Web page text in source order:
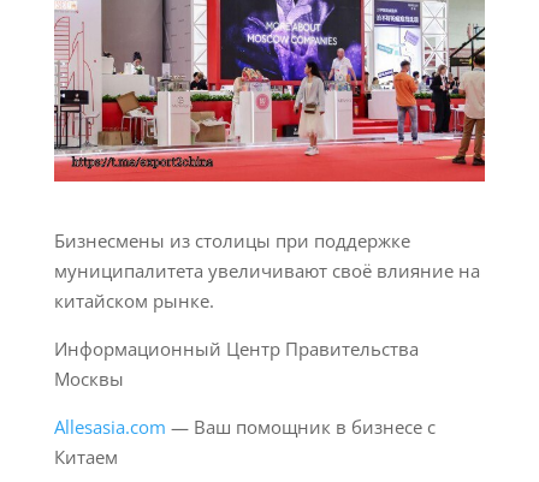
Бизнесмены из столицы при поддержке
муниципалитета увеличивают своё влияние на
китайском рынке.
Информационный Центр Правительства
Москвы
Allesasia.com — Ваш помощник в бизнесе с
Китаем